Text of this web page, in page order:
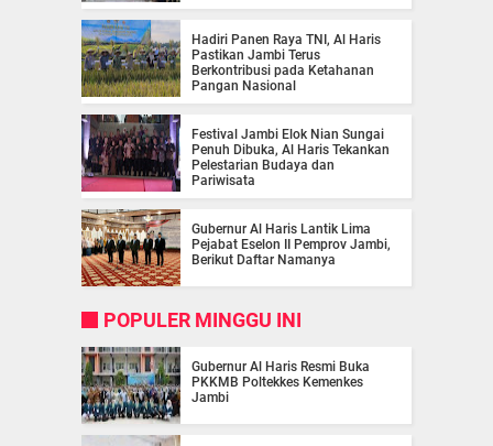
Hadiri Panen Raya TNI, Al Haris
Pastikan Jambi Terus
Berkontribusi pada Ketahanan
Pangan Nasional
Festival Jambi Elok Nian Sungai
Penuh Dibuka, Al Haris Tekankan
Pelestarian Budaya dan
Pariwisata
Gubernur Al Haris Lantik Lima
Pejabat Eselon II Pemprov Jambi,
Berikut Daftar Namanya
POPULER MINGGU INI
Gubernur Al Haris Resmi Buka
PKKMB Poltekkes Kemenkes
Jambi